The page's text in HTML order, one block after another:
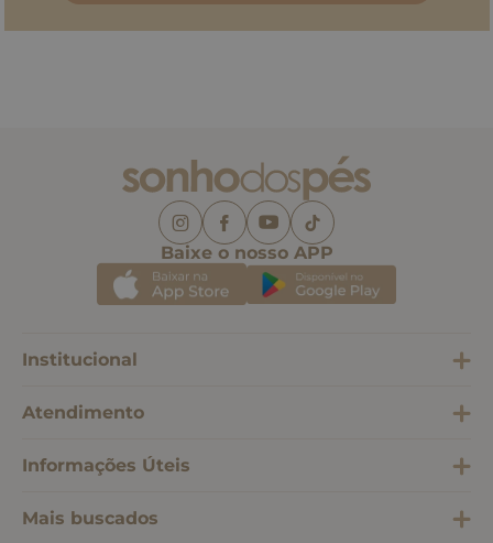
Baixe o nosso APP
Institucional
Atendimento
Informações Úteis
Mais buscados